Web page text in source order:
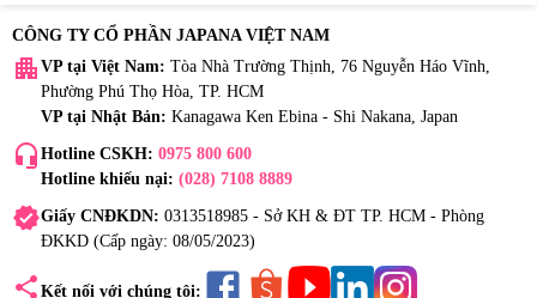
CÔNG TY CỔ PHẦN JAPANA VIỆT NAM
apartment VP tại Việt Nam: Tòa Nhà Trường Thịnh, 76 Nguyễn Háo Vĩnh,
Phường Phú Thọ Hòa, TP. HCM
VP tại Nhật Bản: Kanagawa Ken Ebina - Shi Nakana, Japan
headset_mic Hotline CSKH: 0975 800 600
Hotline khiếu nại: (028) 7108 8889
verifiedGiấy CNĐKDN: 0313518985 - Sở KH & ĐT TP. HCM - Phòng
ĐKKD (Cấp ngày: 08/05/2023)
share Kết nối với chúng tôi: